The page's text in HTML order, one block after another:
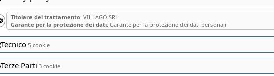
Titolare del trattamento: VILLAGO SRL
Garante per la protezione dei dati: Garante per la protezione dei dati personali
Tecnico 5 cookie
Terze Parti 3 cookie